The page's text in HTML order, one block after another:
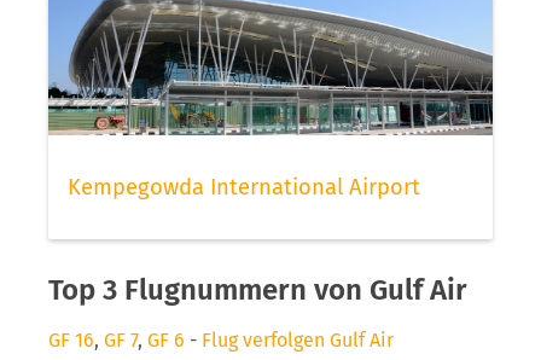
Kempegowda International Airport
Top 3 Flugnummern von Gulf Air
GF 16, GF 7, GF 6 - Flug verfolgen Gulf Air